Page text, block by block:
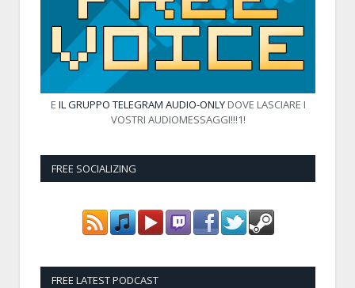
E IL GRUPPO TELEGRAM AUDIO-ONLYDOVE LASCIARE I
VOSTRI AUDIOMESSAGGI!!!1!
FREE SOCIALIZING
FREE LATEST PODCAST